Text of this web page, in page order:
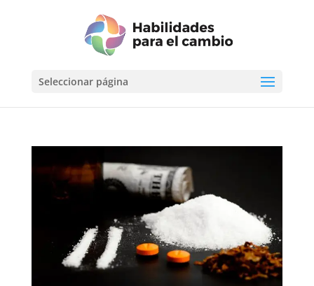
Seleccionar página